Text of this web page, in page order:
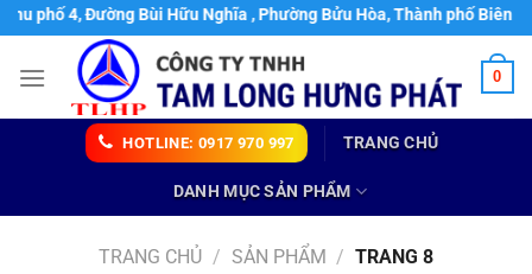
Chuyển
đến
nội
Bùi Hữu Nghĩa , Phường Bửu Hòa, Thành phố Biên Hoà, Tỉnh
0
HOTLINE: 0917 970 997 TRANG CHỦ
DANH MỤC SẢN PHẨM
TRANG CHỦ / SẢN PHẨM / TRANG 8